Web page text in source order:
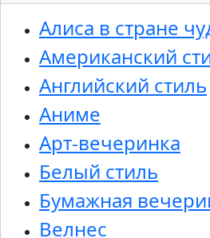
Алиса в стране
Американский
Английский стиль
Аниме
Арт-вечеринка
Белый стиль
Бумажная
Велнес